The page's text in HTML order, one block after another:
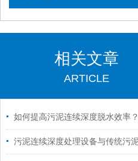
相关文章
ARTICLE
如何提高污泥连续深度脱水效率？